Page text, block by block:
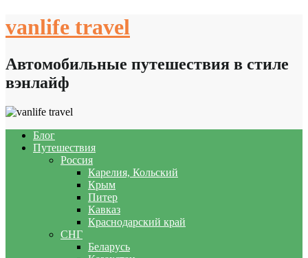
to
vanlife travel
Автомобильные путешествия в стиле
вэнлайф
Блог
Путешествия
Россия
Карелия, Кольский
Крым
Питер
Кавказ
Краснодарский край
СНГ
Беларусь